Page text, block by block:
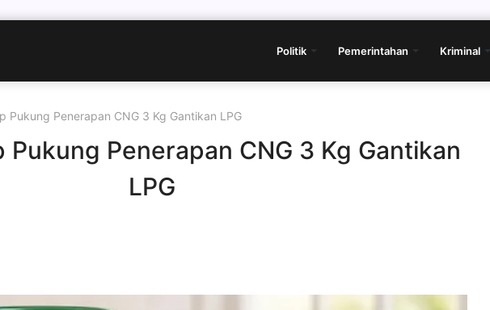
Politik Pemerintahan Kriminal
Pukung Penerapan CNG 3 Kg Gantikan LPG
Pukung Penerapan CNG 3 Kg Gantikan
LPG